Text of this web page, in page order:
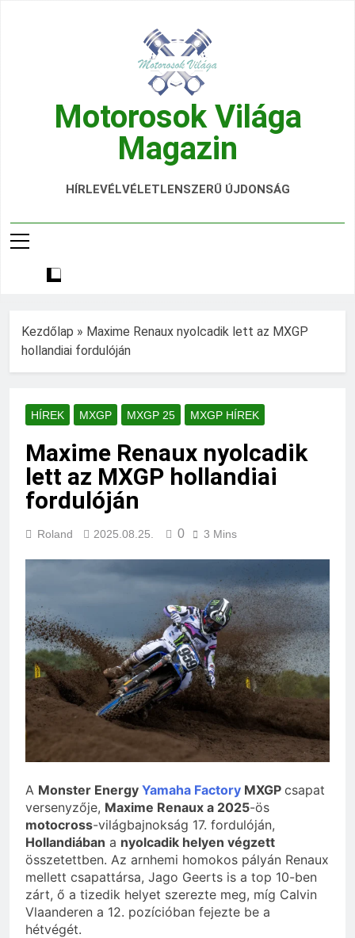
Motorosok Világa
Magazin
Hírek, Tesztek, Élmények Egy Helyen!
HÍRLEVÉLVÉLETLENSZERŰ ÚJDONSÁG
Kezdőlap » Maxime Renaux nyolcadik lett az MXGP
hollandiai fordulóján
HÍREK MXGP MXGP 25 MXGP HÍREK
Maxime Renaux nyolcadik
lett az MXGP hollandiai
fordulóján
Roland 2025.08.25. 0 3 Mins
A Monster Energy Yamaha Factory MXGP csapat
versenyzője, Maxime Renaux a 2025-ös
motocross-világbajnokság 17. fordulóján,
Hollandiában a nyolcadik helyen végzett
összetettben. Az arnhemi homokos pályán Renaux
mellett csapattársa, Jago Geerts is a top 10-ben
zárt, ő a tizedik helyet szerezte meg, míg Calvin
Vlaanderen a 12. pozícióban fejezte be a
hétvégét.